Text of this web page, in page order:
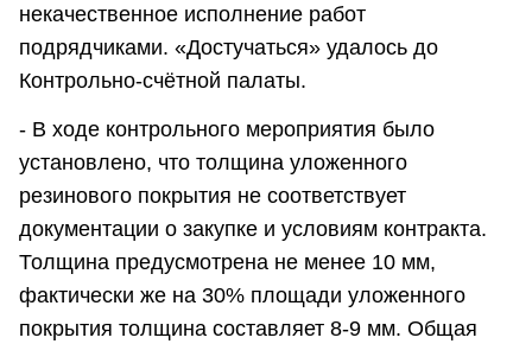
некачественное исполнение работ
подрядчиками. «Достучаться» удалось до
Контрольно-счётной палаты.
- В ходе контрольного мероприятия было
установлено, что толщина уложенного
резинового покрытия не соответствует
документации о закупке и условиям контракта.
Толщина предусмотрена не менее 10 мм,
фактически же на 30% площади уложенного
покрытия толщина составляет 8-9 мм. Общая